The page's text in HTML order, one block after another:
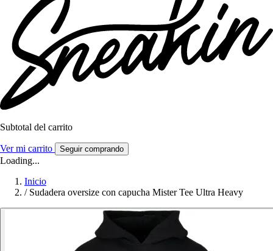
Subtotal del carrito
Ver mi carrito Seguir comprando
Loading...
Inicio
/ Sudadera oversize con capucha Mister Tee Ultra Heavy